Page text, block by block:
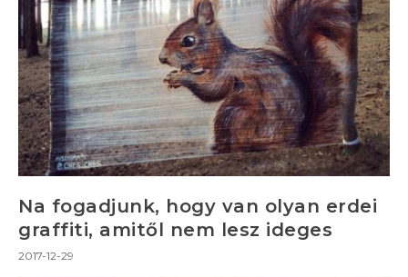
Na fogadjunk, hogy van olyan erdei
graffiti, amitől nem lesz ideges
2017-12-29